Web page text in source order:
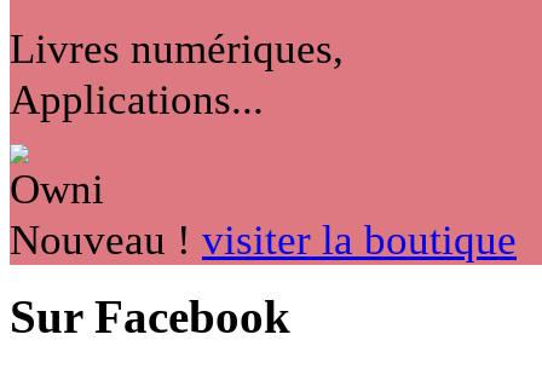
Livres numériques,
Applications...
Nouveau ! visiter la boutique
Sur Facebook